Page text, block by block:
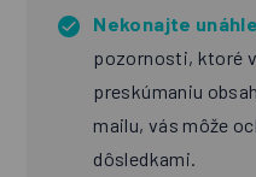
Nekonajte
pozornosti, ktoré
preskúmaniu
mailu, vás môže
dôsledkami.